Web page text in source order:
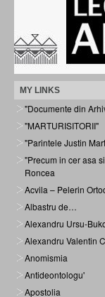
MY LINKS
"Documente din
"MARTURISITORII"
"Parintele Justin
"Precum in cer asa
Roncea
Acvila – Pelerin
Albastru de…
Alexandru Ursu-
Alexandru Valentin
Anomismia
Antideontologu'
Apostolia